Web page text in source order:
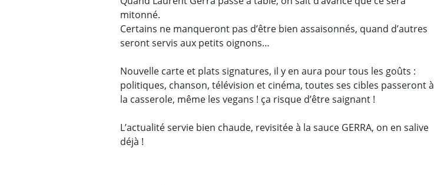
mitonné.
Certains ne manqueront pas d’être bien assaisonnés, quand d’autres
seront servis aux petits oignons…
Nouvelle carte et plats signatures, il y en aura pour tous les goûts :
politiques, chanson, télévision et cinéma, toutes ses cibles passeront à
la casserole, même les vegans ! ça risque d’être saignant !
L’actualité servie bien chaude, revisitée à la sauce GERRA, on en salive
déjà !